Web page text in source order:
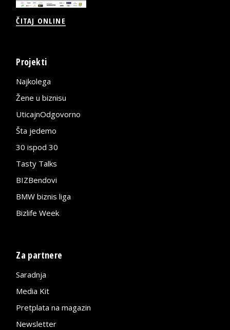
ČITAJ ONLINE
Projekti
Najkolega
Žene u biznisu
UticajnOdgovorno
Šta jedemo
30 ispod 30
Tasty Talks
BIZBendovi
BMW biznis liga
Bizlife Week
Za partnere
Saradnja
Media Kit
Pretplata na magazin
Newsletter